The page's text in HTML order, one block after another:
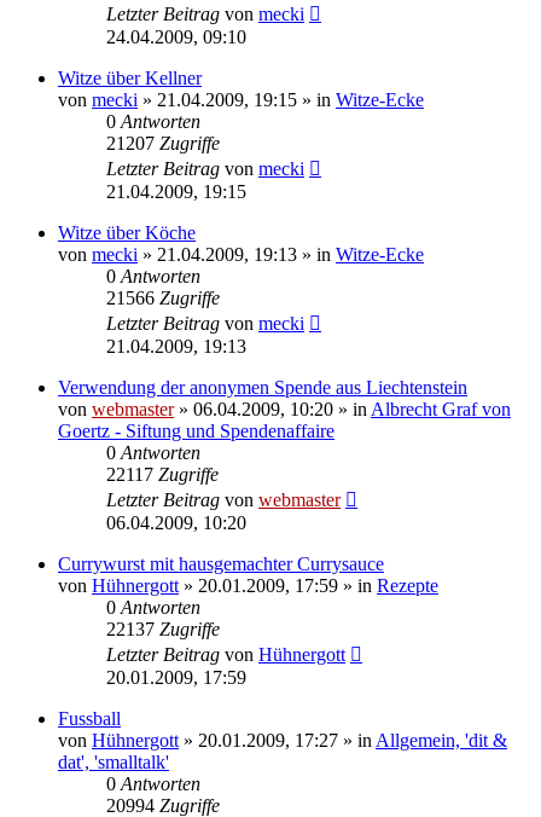
Letzter Beitrag von mecki
24.04.2009, 09:10
Witze über Kellner
von mecki » 21.04.2009, 19:15 » in Witze-Ecke
0 Antworten
21207 Zugriffe
Letzter Beitrag von mecki
21.04.2009, 19:15
Witze über Köche
von mecki » 21.04.2009, 19:13 » in Witze-Ecke
0 Antworten
21566 Zugriffe
Letzter Beitrag von mecki
21.04.2009, 19:13
Verwendung der anonymen Spende aus Liechtenstein
von webmaster» 06.04.2009, 10:20 » in Albrecht Graf von
Goertz - Siftung und Spendenaffaire
0 Antworten
22117 Zugriffe
Letzter Beitrag von webmaster
06.04.2009, 10:20
Currywurst mit hausgemachter Currysauce
von Hühnergott » 20.01.2009, 17:59 » in Rezepte
0 Antworten
22137 Zugriffe
Letzter Beitrag von Hühnergott
20.01.2009, 17:59
Fussball
von Hühnergott » 20.01.2009, 17:27 » in Allgemein, 'dit &
dat', 'smalltalk'
0 Antworten
20994 Zugriffe